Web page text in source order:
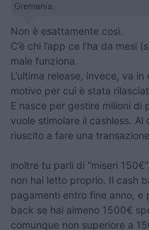
Gremania.
Non è esattamente così.
C’è chi l’app ce l’ha da mesi
male funziona.
L’ultima release, invece, va
motivo per cui è stata
E nasce per gestire milioni di
vuole stimolare il cashless.
riuscito a fare una
inoltre tu parli di “miseri
non hai letto proprio. Il cash
pagamenti entro fine anno, e
back se hai almeno 1500€
comunque non superiore a